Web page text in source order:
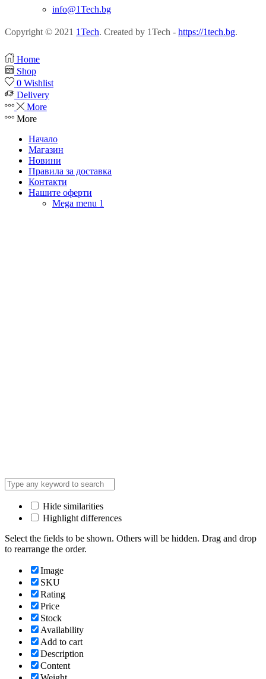
info@1Tech.bg
Copyright © 2021 1Tech. Created by 1Tech - https://1tech.bg.
Home
Shop
0 Wishlist
Delivery
More
More
Начало
Магазин
Новини
Правила за доставка
Контакти
Нашите оферти
Mega menu 1
Hide similarities
Highlight differences
Select the fields to be shown. Others will be hidden. Drag and drop
to rearrange the order.
Image
SKU
Rating
Price
Stock
Availability
Add to cart
Description
Content